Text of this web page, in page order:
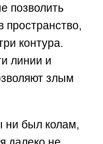
позволить
пространство,
контура.
линии и
злым
ни был колам,